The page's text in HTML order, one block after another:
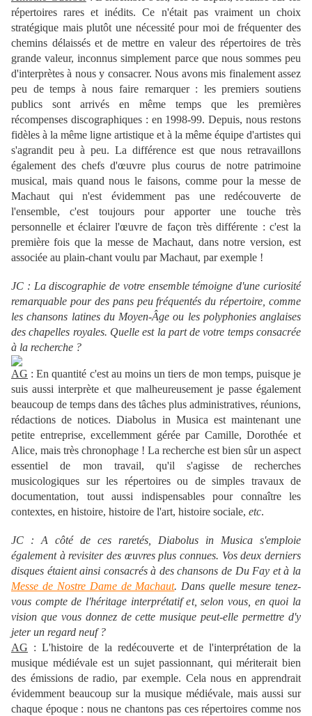
répertoires rares et inédits. Ce n'était pas vraiment un choix
stratégique mais plutôt une nécessité pour moi de fréquenter des
chemins délaissés et de mettre en valeur des répertoires de très
grande valeur, inconnus simplement parce que nous sommes peu
d'interprètes à nous y consacrer. Nous avons mis finalement assez
peu de temps à nous faire remarquer : les premiers soutiens
publics sont arrivés en même temps que les premières
récompenses discographiques : en 1998-99. Depuis, nous restons
fidèles à la même ligne artistique et à la même équipe d'artistes qui
s'agrandit peu à peu. La différence est que nous retravaillons
également des chefs d'œuvre plus courus de notre patrimoine
musical, mais quand nous le faisons, comme pour la messe de
Machaut qui n'est évidemment pas une redécouverte de
l'ensemble, c'est toujours pour apporter une touche très
personnelle et éclairer l'œuvre de façon très différente : c'est la
première fois que la messe de Machaut, dans notre version, est
associée au plain-chant voulu par Machaut, par exemple !
JC : La discographie de votre ensemble témoigne d'une curiosité
remarquable pour des pans peu fréquentés du répertoire, comme
les chansons latines du Moyen-Âge ou les polyphonies anglaises
des chapelles royales. Quelle est la part de votre temps consacrée
à la recherche ?
AG : En quantité c'est au moins un tiers de mon temps, puisque je
suis aussi interprète et que malheureusement je passe également
beaucoup de temps dans des tâches plus administratives, réunions,
rédactions de notices. Diabolus in Musica est maintenant une
petite entreprise, excellemment gérée par Camille, Dorothée et
Alice, mais très chronophage ! La recherche est bien sûr un aspect
essentiel de mon travail, qu'il s'agisse de recherches
musicologiques sur les répertoires ou de simples travaux de
documentation, tout aussi indispensables pour connaître les
contextes, en histoire, histoire de l'art, histoire sociale, etc.
JC : A côté de ces raretés, Diabolus in Musica s'emploie
également à revisiter des œuvres plus connues. Vos deux derniers
disques étaient ainsi consacrés à des chansons de Du Fay et à la
Messe de Nostre Dame de Machaut. Dans quelle mesure tenez-
vous compte de l'héritage interprétatif et, selon vous, en quoi la
vision que vous donnez de cette musique peut-elle permettre d'y
jeter un regard neuf ?
AG : L'histoire de la redécouverte et de l'interprétation de la
musique médiévale est un sujet passionnant, qui mériterait bien
des émissions de radio, par exemple. Cela nous en apprendrait
évidemment beaucoup sur la musique médiévale, mais aussi sur
chaque époque : nous ne chantons pas ces répertoires comme nos